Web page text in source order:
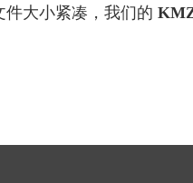
大小紧凑，我们的